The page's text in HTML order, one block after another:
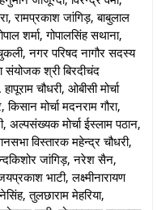
रामप्रकाश जांगिड़, बाबुलाल
शर्मा, गोपालसिंह सथाना,
नगर परिषद नागौर सदस्य
संयोजक श्री बिरदीचंद
चौधरी, ओबीसी मोर्चा
मोर्चा मदनराम गौरा,
अल्पसंख्यक मोर्चा ईस्लाम पठान,
विस्तारक महेन्द्र चौधरी,
जांगिड़, नरेश सैन,
भाटी, लक्ष्मीनारायण
तुलछाराम मेहरिया,